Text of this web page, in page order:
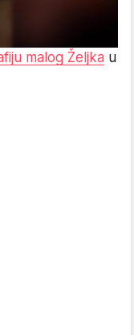
malog Željka u